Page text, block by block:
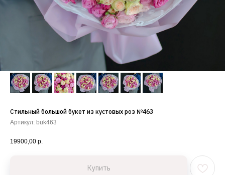
Стильный большой букет из кустовых роз №463
Артикул: buk463
19900,00 р.
Купить